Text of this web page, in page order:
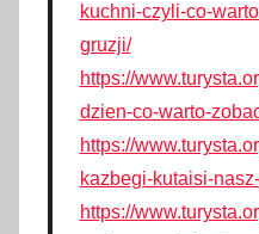
kuchni-czyli-co-
gruzji/
https://
dzien-co-warto-
https://
kazbegi-kutaisi-
https://